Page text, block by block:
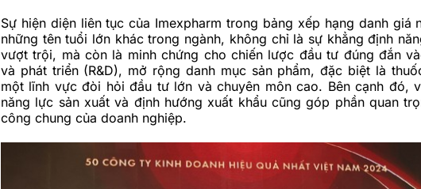
Sự hiện diện liên tục của Imexpharm trong bảng xếp hạng danh giá
những tên tuổi lớn khác trong ngành, không chỉ là sự khẳng định
vượt trội, mà còn là minh chứng cho chiến lược đầu tư đúng đắn
và phát triển (R&D), mở rộng danh mục sản phẩm, đặc biệt là
một lĩnh vực đòi hỏi đầu tư lớn và chuyên môn cao. Bên cạnh đó,
năng lực sản xuất và định hướng xuất khẩu cũng góp phần quan
công chung của doanh nghiệp.